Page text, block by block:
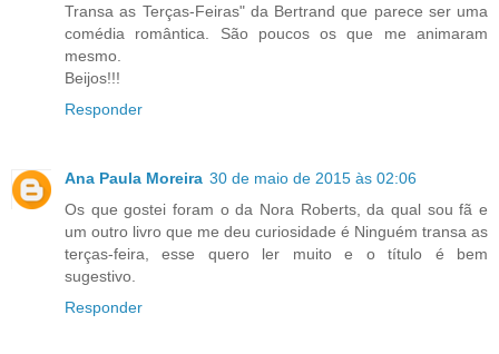
Transa as Terças-Feiras" da Bertrand que parece ser uma
comédia romântica. São poucos os que me animaram
mesmo.
Beijos!!!
Responder
Ana Paula Moreira 30 de maio de 2015 às 02:06
Os que gostei foram o da Nora Roberts, da qual sou fã e
um outro livro que me deu curiosidade é Ninguém transa as
terças-feira, esse quero ler muito e o título é bem
sugestivo.
Responder